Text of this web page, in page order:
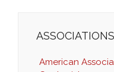
ASSOCIATIONS
American